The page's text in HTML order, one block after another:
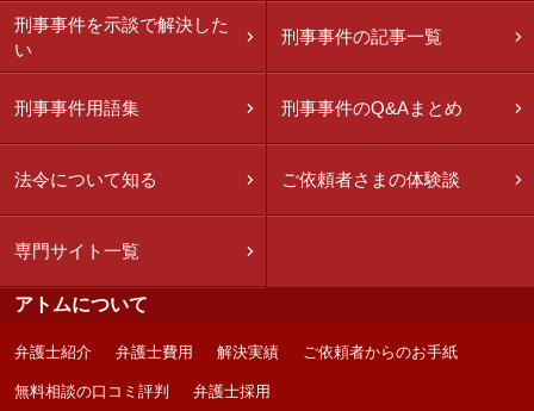
刑事事件を示談で解決した
い
刑事事件の記事一覧
刑事事件用語集 刑事事件のQ&Aまとめ
法令について知る ご依頼者さまの体験談
専門サイト一覧
アトムについて
弁護士紹介 弁護士費用 解決実績 ご依頼者からのお手紙
無料相談の口コミ評判 弁護士採用